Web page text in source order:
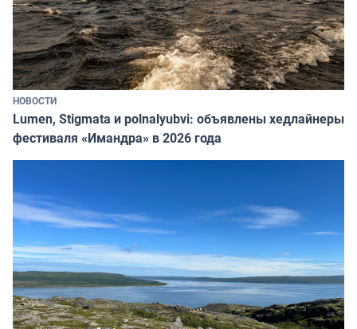
НОВОСТИ
Lumen, Stigmata и polnalyubvi: объявлены хедлайнеры
фестиваля «Имандра» в 2026 года